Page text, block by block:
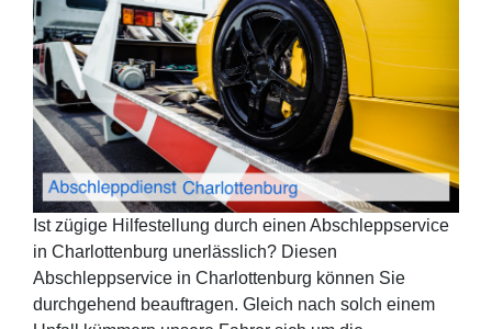
Ist zügige Hilfestellung durch einen Abschleppservice
in Charlottenburg unerlässlich? Diesen
Abschleppservice in Charlottenburg können Sie
durchgehend beauftragen. Gleich nach solch einem